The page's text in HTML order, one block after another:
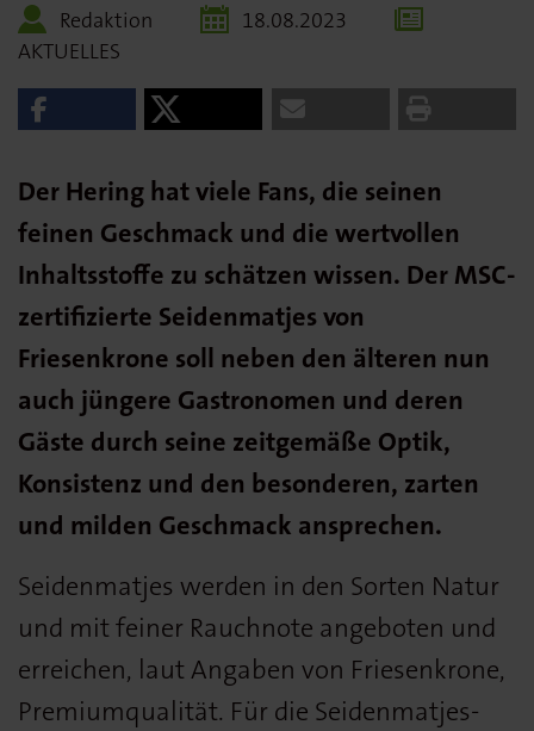
Redaktion
18.08.2023
AKTUELLES
Der Hering hat viele Fans, die seinen
feinen Geschmack und die wertvollen
Inhaltsstoffe zu schätzen wissen. Der MSC-
zertifizierte Seidenmatjes von
Friesenkrone soll neben den älteren nun
auch jüngere Gastronomen und deren
Gäste durch seine zeitgemäße Optik,
Konsistenz und den besonderen, zarten
und milden Geschmack ansprechen.
Seidenmatjes werden in den Sorten Natur
und mit feiner Rauchnote angeboten und
erreichen, laut Angaben von Friesenkrone,
Premiumqualität. Für die Seidenmatjes-